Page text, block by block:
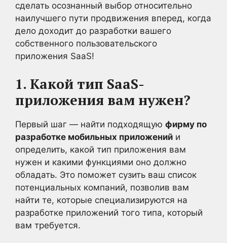
сделать осознанный выбор относительно
наилучшего пути продвижения вперед, когда
дело доходит до разработки вашего
собственного пользовательского
приложения SaaS!
1. Какой тип SaaS-
приложения вам нужен?
Первый шаг — найти подходящую фирму по
разработке мобильных приложений и
определить, какой тип приложения вам
нужен и какими функциями оно должно
обладать. Это поможет сузить ваш список
потенциальных компаний, позволив вам
найти те, которые специализируются на
разработке приложений того типа, который
вам требуется.